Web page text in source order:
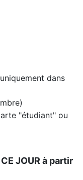
dans
)
"étudiant" ou
JOUR à partir